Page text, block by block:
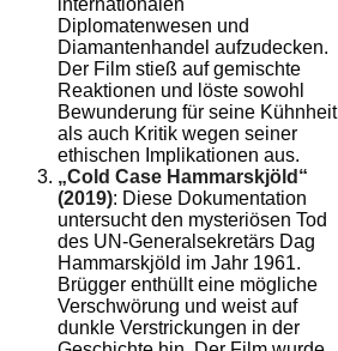
internationalen
Diplomatenwesen und
Diamantenhandel aufzudecken.
Der Film stieß auf gemischte
Reaktionen und löste sowohl
Bewunderung für seine Kühnheit
als auch Kritik wegen seiner
ethischen Implikationen aus.
„Cold Case Hammarskjöld“
(2019): Diese Dokumentation
untersucht den mysteriösen Tod
des UN-Generalsekretärs Dag
Hammarskjöld im Jahr 1961.
Brügger enthüllt eine mögliche
Verschwörung und weist auf
dunkle Verstrickungen in der